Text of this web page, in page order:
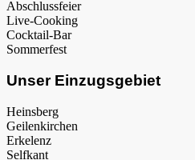
Abschlussfeier
Live-Cooking
Cocktail-Bar
Sommerfest
Unser Einzugsgebiet
Heinsberg
Geilenkirchen
Erkelenz
Selfkant